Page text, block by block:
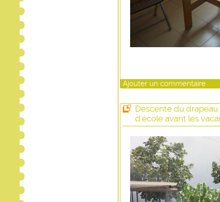
Ajouter un commentaire
Descente du
d'école avant les